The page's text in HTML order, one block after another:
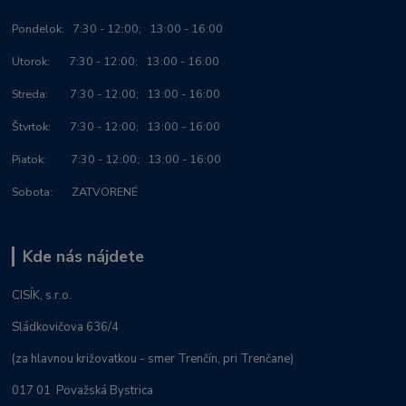
Pondelok: 7:30 - 12:00; 13:00 - 16:00
Utorok: 7:30 - 12:00; 13:00 - 16:00
Streda: 7:30 - 12:00; 13:00 - 16:00
Štvrtok: 7:30 - 12:00; 13:00 - 16:00
Piatok: 7:30 - 12:00; 13:00 - 16:00
Sobota: ZATVORENÉ
Kde nás nájdete
CISÍK, s.r.o.
Sládkovičova 636/4
(za hlavnou križovatkou - smer Trenčín, pri Trenčane)
017 01 Považská Bystrica